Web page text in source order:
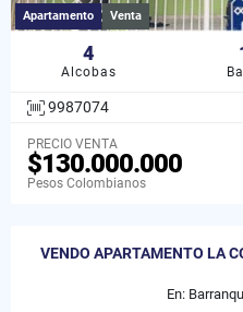
Apartamento Venta
4
Alcobas
9987074
PRECIO VENTA
$130.000.000
Pesos Colombianos
VENDO APARTAMENTO LA
En: